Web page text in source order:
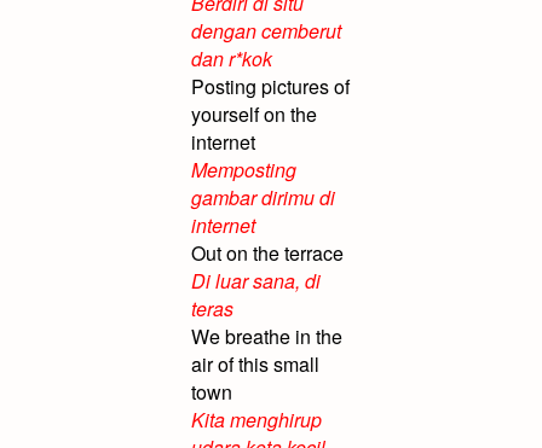
dengan cemberut
dan r*kok
Posting pictures of
yourself on the
internet
Memposting
gambar dirimu di
internet
Out on the terrace
Di luar sana, di
teras
We breathe in the
air of this small
town
Kita menghirup